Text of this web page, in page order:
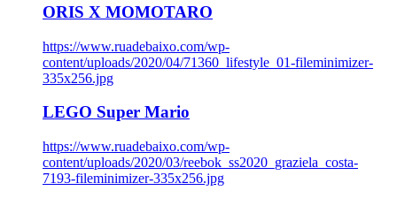
ORIS X MOMOTARO
https://www.ruadebaixo.com/wp-
content/uploads/2020/04/71360_lifestyle_01-fileminimizer-
335x256.jpg
LEGO Super Mario
https://www.ruadebaixo.com/wp-
content/uploads/2020/03/reebok_ss2020_graziela_costa-
7193-fileminimizer-335x256.jpg